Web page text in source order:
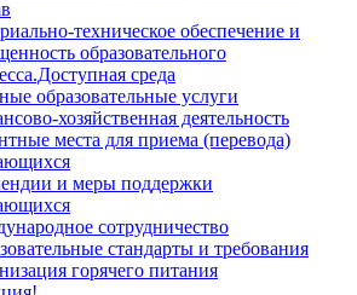
техническое обеспечение и
образовательного
среда
образовательные услуги
хозяйственная деятельность
места для приема (перевода)
и меры поддержки
сотрудничество
стандарты и требования
горячего питания